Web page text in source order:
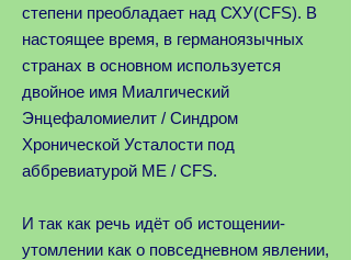
степени преобладает над СХУ(CFS). В
настоящее время, в германоязычных
странах в основном используется
двойное имя Миалгический
Энцефаломиелит / Синдром
Хронической Усталости под
аббревиатурой ME / CFS.
И так как речь идёт об истощении-
утомлении как о повседневном явлении,